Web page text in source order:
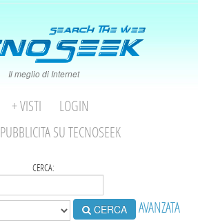
Il meglio di Internet
+ VISTI
LOGIN
PUBBLICITA SU TECNOSEEK
CERCA:
CERCA AVANZATA